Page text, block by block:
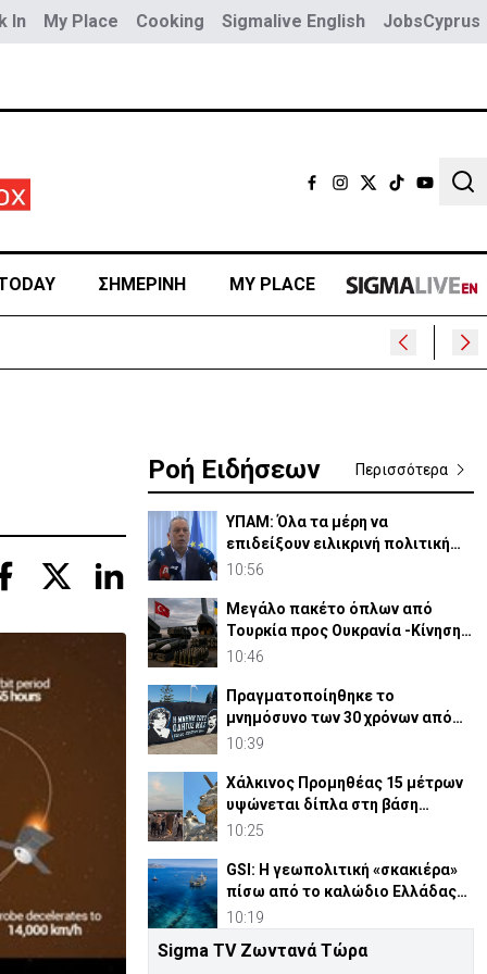
In My Place Cooking Sigmalive English JobsCyprus
ΣΗΜΕΡΙΝΗ MY PLACE
Ροή Ειδήσεων Περισσότερα
ΥΠΑΜ: Όλα τα μέρη να
επιδείξουν ειλικρινή πολιτική
βούληση στο Κυπριακό
10:56
Μεγάλο πακέτο όπλων από
Τουρκία προς Ουκρανία -Κίνηση
με μήνυμα προς Μόσχα;
10:46
Πραγματοποίηθηκε το
μνημόσυνο των 30 χρόνων από
τις θυσίες Ισαάκ-Σολωμού (pic)
10:39
Χάλκινος Προμηθέας 15 μέτρων
υψώνεται δίπλα στη βάση
SpaceX του Έλον Μασκ
10:25
GSI: Η γεωπολιτική «σκακιέρα»
πίσω από το καλώδιο Ελλάδας–
Κύπρου–Ισραήλ
10:19
ΚΕ: Σαφής προοπτική
Sigma TV Ζωντανά Τώρα